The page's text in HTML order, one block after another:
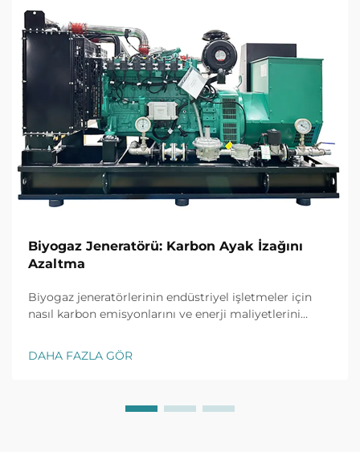
Biyogaz Jeneratörü: Karbon Ayak İzağını
Azaltma
Biyogaz jeneratörlerinin endüstriyel işletmeler için
nasıl karbon emisyonlarını ve enerji maliyetlerini
kanıtlanmış sürdürülebilirlik çözümleri. Bugün daha
fazla bilgi edinin.
DAHA FAZLA GÖR